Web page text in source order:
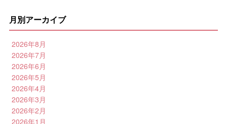
月別アーカイブ
2026年8月
2026年7月
2026年6月
2026年5月
2026年4月
2026年3月
2026年2月
2026年1月